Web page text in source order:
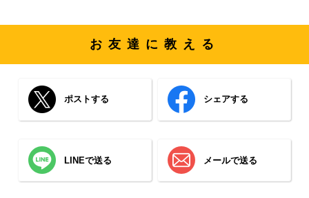
お友達に教える
ポストする シェアする
LINEで送る メールで送る